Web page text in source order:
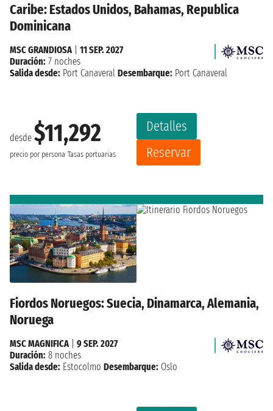
Caribe: Estados Unidos, Bahamas, Republica
Dominicana
desde $11,292
precio por persona Tasas portuarias
Detalles
Reservar
MSC GRANDIOSA
11 SEP. 2027
Duración: 7 noches
Salida desde: Port Canaveral Desembarque: Port Canaveral
Fiordos Noruegos: Suecia, Dinamarca, Alemania,
Noruega
MSC MAGNIFICA| 9 SEP. 2027
Duración: 8 noches
Salida desde: Estocolmo Desembarque: Oslo